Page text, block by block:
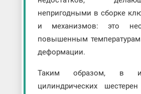
непригодными в сборке
и механизмов: это
повышенным
деформации.
Таким образом, в
цилиндрических